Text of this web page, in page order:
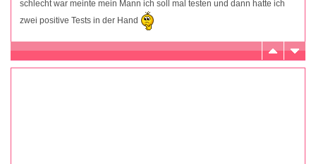
schlecht war meinte mein Mann ich soll mal testen und dann hatte ich
zwei positive Tests in der Hand